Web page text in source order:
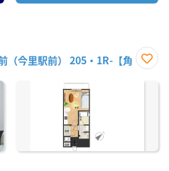
（今里駅前） 205・1R-【角
に入